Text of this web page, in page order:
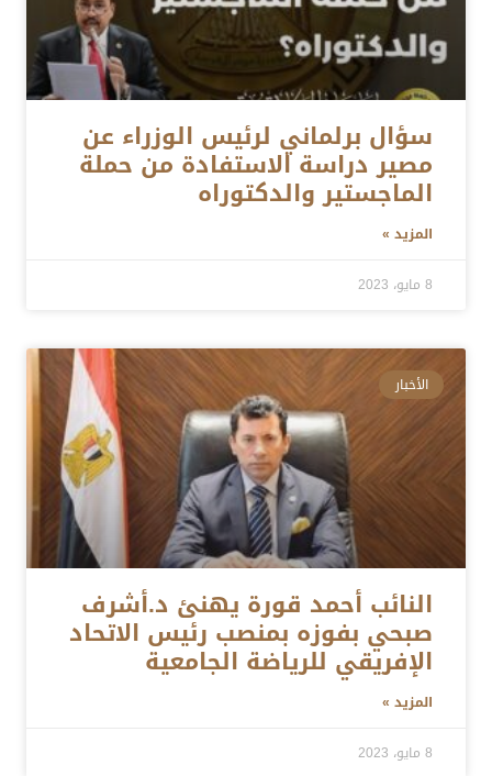
سؤال برلماني لرئيس الوزراء عن
مصير دراسة الاستفادة من حملة
الماجستير والدكتوراه
المزيد »
8 مايو، 2023
الأخبار
النائب أحمد قورة يهنئ د.أشرف
صبحي بفوزه بمنصب رئيس الاتحاد
الإفريقي للرياضة الجامعية
المزيد »
8 مايو، 2023